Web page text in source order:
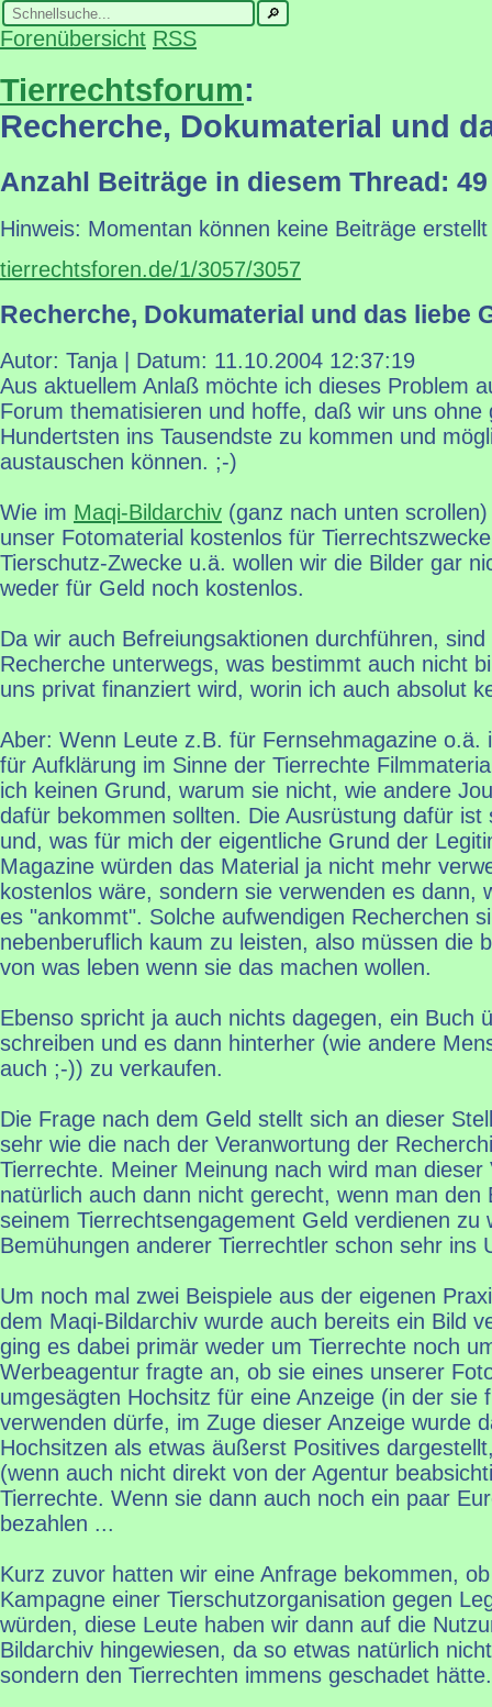
Forenübersicht RSS
Tierrechtsforum:
Recherche, Dokumaterial und
Anzahl Beiträge in diesem Thread: 49
Hinweis: Momentan können keine Beiträge
tierrechtsforen.de/1/3057/3057
Recherche, Dokumaterial und das liebe
Autor: Tanja | Datum: 11.10.2004 12:37:19
Aus aktuellem Anlaß möchte ich dieses Problem
Forum thematisieren und hoffe, daß wir uns ohne
Hundertsten ins Tausendste zu kommen und
austauschen können. ;-)
Wie im Maqi-Bildarchiv (ganz nach unten
unser Fotomaterial kostenlos für
Tierschutz-Zwecke u.ä. wollen wir die Bilder gar
weder für Geld noch kostenlos.
Da wir auch Befreiungsaktionen durchführen,
Recherche unterwegs, was bestimmt auch nicht
uns privat finanziert wird, worin ich auch absolut
Aber: Wenn Leute z.B. für Fernsehmagazine o.ä.
für Aufklärung im Sinne der Tierrechte
ich keinen Grund, warum sie nicht, wie andere
dafür bekommen sollten. Die Ausrüstung dafür
und, was für mich der eigentliche Grund der
Magazine würden das Material ja nicht mehr
kostenlos wäre, sondern sie verwenden es dann,
es "ankommt". Solche aufwendigen Recherchen
nebenberuflich kaum zu leisten, also müssen die
von was leben wenn sie das machen wollen.
Ebenso spricht ja auch nichts dagegen, ein Buch
schreiben und es dann hinterher (wie andere
auch ;-)) zu verkaufen.
Die Frage nach dem Geld stellt sich an dieser
sehr wie die nach der Veranwortung der
Tierrechte. Meiner Meinung nach wird man dieser
natürlich auch dann nicht gerecht, wenn man den
seinem Tierrechtsengagement Geld verdienen zu
Bemühungen anderer Tierrechtler schon sehr ins
Um noch mal zwei Beispiele aus der eigenen
dem Maqi-Bildarchiv wurde auch bereits ein Bild
ging es dabei primär weder um Tierrechte noch
Werbeagentur fragte an, ob sie eines unserer
umgesägten Hochsitz für eine Anzeige (in der sie
verwenden dürfe, im Zuge dieser Anzeige wurde
Hochsitzen als etwas äußerst Positives
(wenn auch nicht direkt von der Agentur
Tierrechte. Wenn sie dann auch noch ein paar
bezahlen ...
Kurz zuvor hatten wir eine Anfrage bekommen,
Kampagne einer Tierschutzorganisation gegen
würden, diese Leute haben wir dann auf die
Bildarchiv hingewiesen, da so etwas natürlich
sondern den Tierrechten immens geschadet hätte.